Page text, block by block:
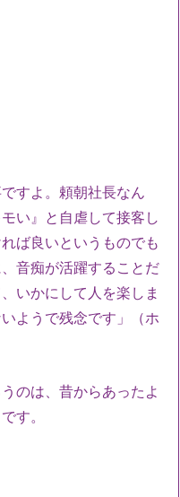
すよ。頼朝社長なん
い』と自虐して接客し
ば良いというものでも
音痴が活躍することだ
いかにして人を楽しま
ようで残念です」（ホ
のは、昔からあったよ
す。